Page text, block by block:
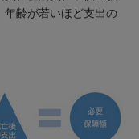
年齢が若いほど支出の